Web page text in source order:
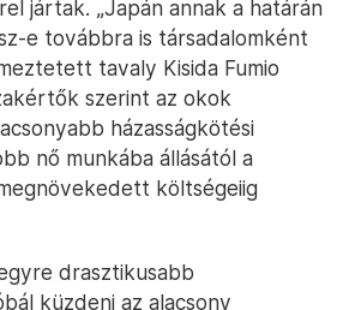
jártak. „Japán annak a határán
e továbbra is társadalomként
tavaly Kisida Fumio
szerint az okok
házasságkötési
nő munkába állásától a
költségeiig
drasztikusabb
küzdeni az alacsony